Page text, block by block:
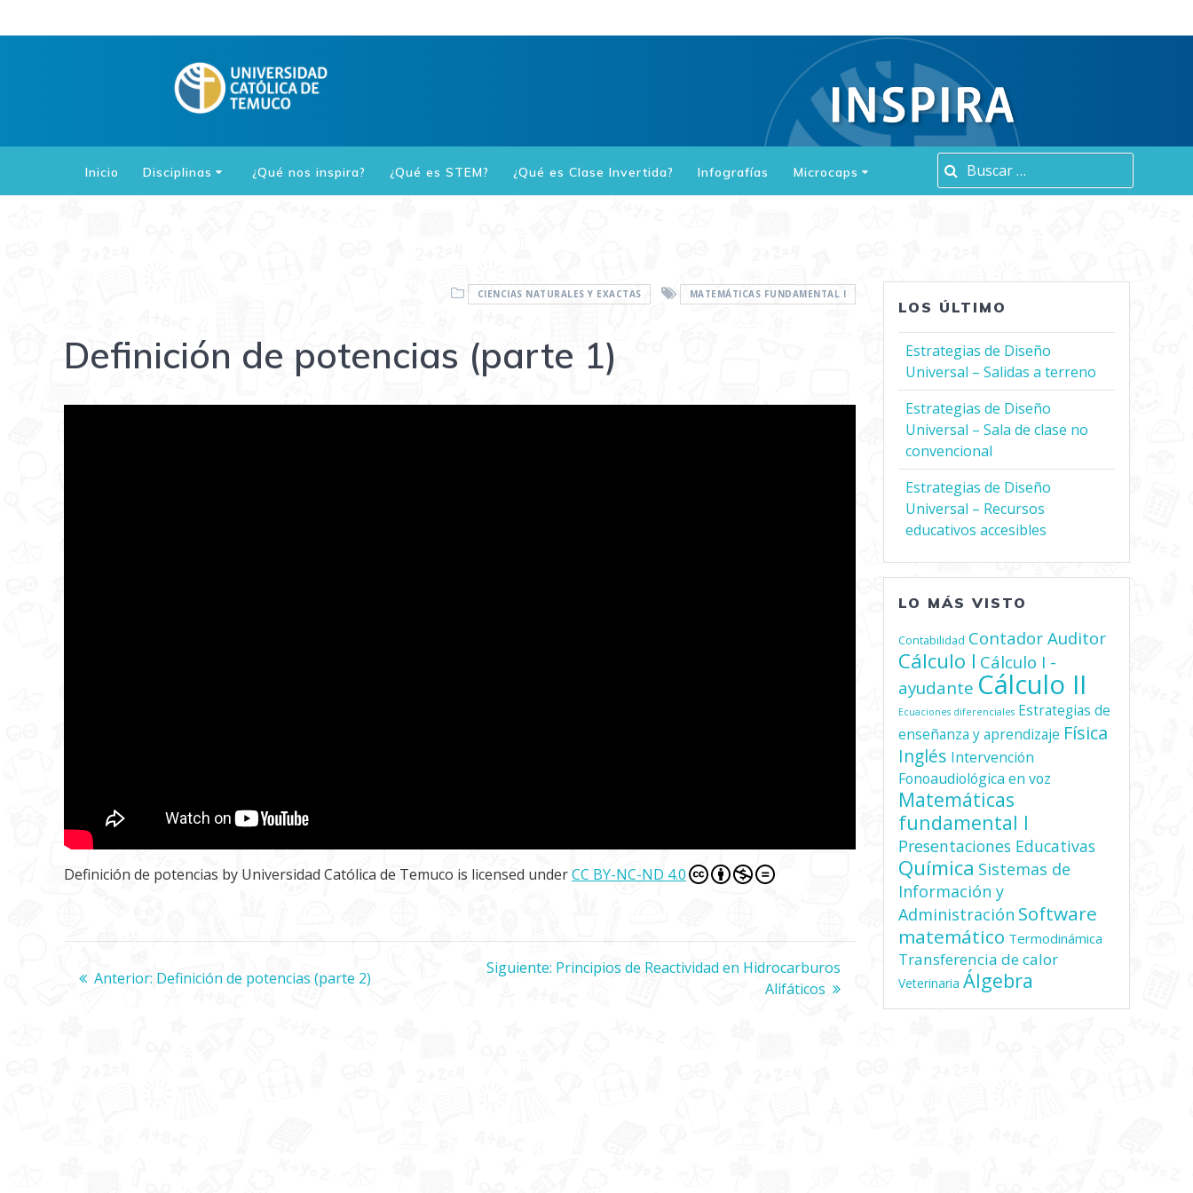
al
Inicio Disciplinas ¿Qué nos inspira? ¿Qué es STEM? ¿Qué es Clase Invertida? Infografías Microcaps
CIENCIAS NATURALES Y EXACTAS MATEMÁTICAS FUNDAMENTAL I
Definición de potencias (parte 1)
Definición de potencias by Universidad Católica de Temuco is licensed underCC BY-NC-ND 4.0
Navegación
Anterior: Entrada
Definición de potencias (parte 2)
Siguiente: Siguiente
Principios de Reactividad en Hidrocarburos
Alifáticos
LOS ÚLTIMO
Estrategias de Diseño
Universal – Salidas a terreno
Estrategias de Diseño
Universal – Sala de clase no
convencional
Estrategias de Diseño
Universal – Recursos
educativos accesibles
LO MÁS VISTO
Contabilidad Contador Auditor
Cálculo I Cálculo I -
ayudante Cálculo II
Ecuaciones diferenciales Estrategias de
enseñanza y aprendizaje Física
Inglés Intervención
Fonoaudiológica en voz
Matemáticas
fundamental I
Presentaciones Educativas
Química Sistemas de
Información y
Administración Software
matemático Termodinámica
Transferencia de calor
Veterinaria Álgebra